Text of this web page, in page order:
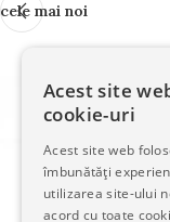
cele mai noi
TERMENI
Acest site
cookie-uri
Acest site web
îmbunătăți
utilizarea site-ului
acord cu toate